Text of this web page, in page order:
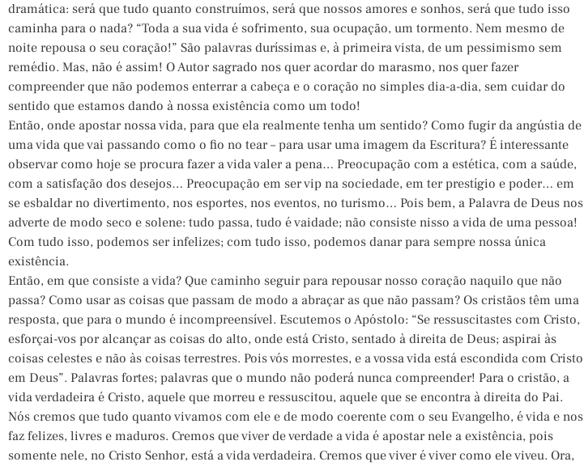
dramática: será que tudo quanto construímos, será que nossos amores e sonhos, será que tudo isso
caminha para o nada? “Toda a sua vida é sofrimento, sua ocupação, um tormento. Nem mesmo de
noite repousa o seu coração!” São palavras duríssimas e, à primeira vista, de um pessimismo sem
remédio. Mas, não é assim! O Autor sagrado nos quer acordar do marasmo, nos quer fazer
compreender que não podemos enterrar a cabeça e o coração no simples dia-a-dia, sem cuidar do
sentido que estamos dando à nossa existência como um todo!
Então, onde apostar nossa vida, para que ela realmente tenha um sentido? Como fugir da angústia de
uma vida que vai passando como o fio no tear – para usar uma imagem da Escritura? É interessante
observar como hoje se procura fazer a vida valer a pena… Preocupação com a estética, com a saúde,
com a satisfação dos desejos… Preocupação em ser vip na sociedade, em ter prestígio e poder… em
se esbaldar no divertimento, nos esportes, nos eventos, no turismo… Pois bem, a Palavra de Deus nos
adverte de modo seco e solene: tudo passa, tudo é vaidade; não consiste nisso a vida de uma pessoa!
Com tudo isso, podemos ser infelizes; com tudo isso, podemos danar para sempre nossa única
existência.
Então, em que consiste a vida? Que caminho seguir para repousar nosso coração naquilo que não
passa? Como usar as coisas que passam de modo a abraçar as que não passam? Os cristãos têm uma
resposta, que para o mundo é incompreensível. Escutemos o Apóstolo: “Se ressuscitastes com Cristo,
esforçai-vos por alcançar as coisas do alto, onde está Cristo, sentado à direita de Deus; aspirai às
coisas celestes e não às coisas terrestres. Pois vós morrestes, e a vossa vida está escondida com Cristo
em Deus”. Palavras fortes; palavras que o mundo não poderá nunca compreender! Para o cristão, a
vida verdadeira é Cristo, aquele que morreu e ressuscitou, aquele que se encontra à direita do Pai.
Nós cremos que tudo quanto vivamos com ele e de modo coerente com o seu Evangelho, é vida e nos
faz felizes, livres e maduros. Cremos que viver de verdade a vida é apostar nele a existência, pois
somente nele, no Cristo Senhor, está a vida verdadeira. Cremos que viver é viver como ele viveu. Ora,